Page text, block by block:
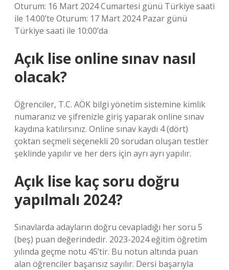
Oturum: 16 Mart 2024 Cumartesi günü Türkiye saati
ile 14:00’te Oturum: 17 Mart 2024 Pazar günü
Türkiye saati ile 10:00’da
Açık lise online sınav nasıl
olacak?
Öğrenciler, T.C. AÖK bilgi yönetim sistemine kimlik
numaranız ve şifrenizle giriş yaparak online sınav
kaydına katılırsınız. Online sınav kaydı 4 (dört)
çoktan seçmeli seçenekli 20 sorudan oluşan testler
şeklinde yapılır ve her ders için ayrı ayrı yapılır.
Açık lise kaç soru doğru
yapılmalı 2024?
Sınavlarda adayların doğru cevapladığı her soru 5
(beş) puan değerindedir. 2023-2024 eğitim öğretim
yılında geçme notu 45’tir. Bu notun altında puan
alan öğrenciler başarısız sayılır. Dersi başarıyla